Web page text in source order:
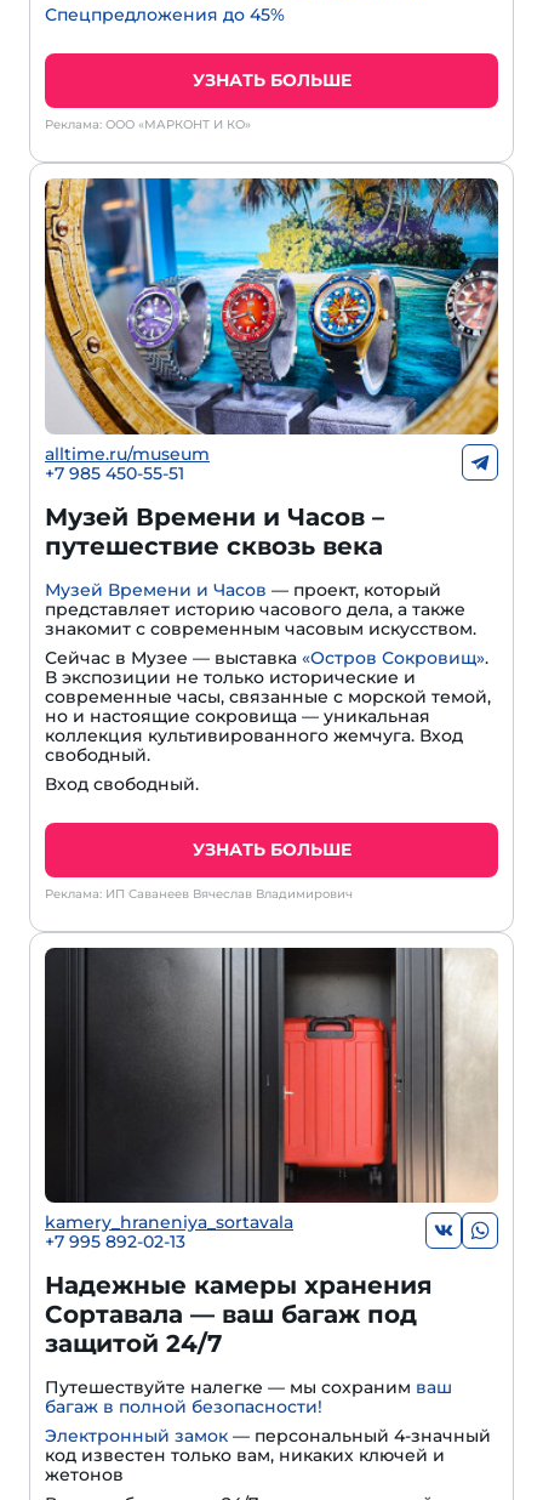
Спецпредложения до 45%
УЗНАТЬ БОЛЬШЕ
Реклама: ООО «МАРКОНТ И КО»
alltime.ru/museum
+7 985 450-55-51
Музей Времени и Часов –
путешествие сквозь века
Музей Времени и Часов — проект, который
представляет историю часового дела, а также
знакомит с современным часовым искусством.
Сейчас в Музее — выставка «Остров Сокровищ».
В экспозиции не только исторические и
современные часы, связанные с морской темой,
но и настоящие сокровища — уникальная
коллекция культивированного жемчуга. Вход
свободный.
Вход свободный.
УЗНАТЬ БОЛЬШЕ
Реклама: ИП Саванеев Вячеслав Владимирович
kamery_hraneniya_sortavala
+7 995 892-02-13
Надежные камеры хранения
Сортавала — ваш багаж под
защитой 24/7
Путешествуйте налегке — мы сохраним ваш
багаж в полной безопасности!
Электронный замок — персональный 4-значный
код известен только вам, никаких ключей и
жетонов